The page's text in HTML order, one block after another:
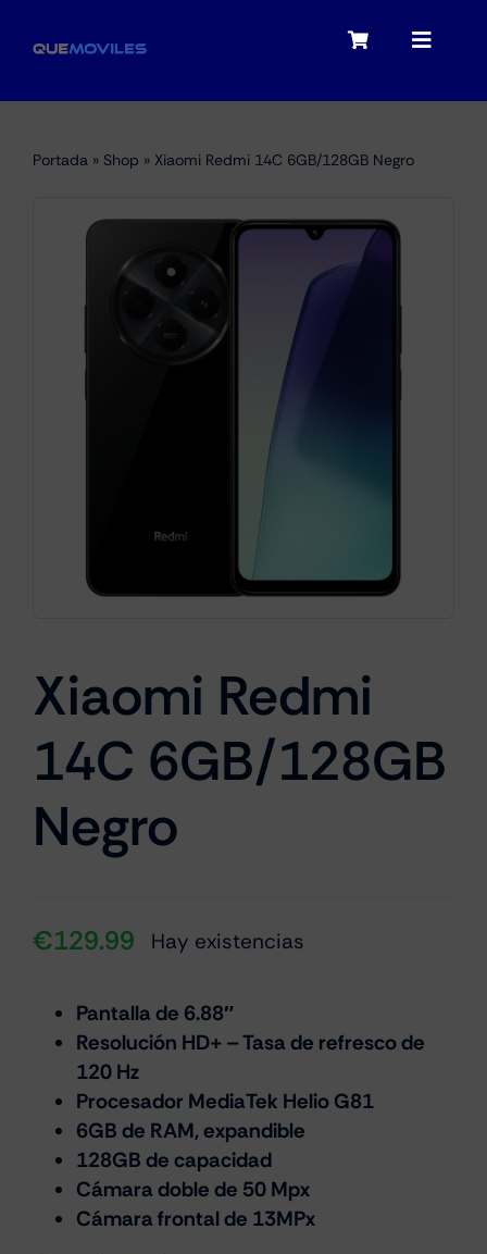
Toggle
My account
Checkout
Toggle
Tablets
Portátiles
Smartwatches
Cámaras
Marcas
Portada » Shop » Xiaomi Redmi 14C 6GB/128GB Negro
Xiaomi Redmi
14C 6GB/128GB
Negro
€129.99 Hay existencias
Pantalla de 6.88″
Resolución HD+ – Tasa de refresco de
120 Hz
Procesador MediaTek Helio G81
6GB de RAM, expandible
128GB de capacidad
Cámara doble de 50 Mpx
Cámara frontal de 13MPx